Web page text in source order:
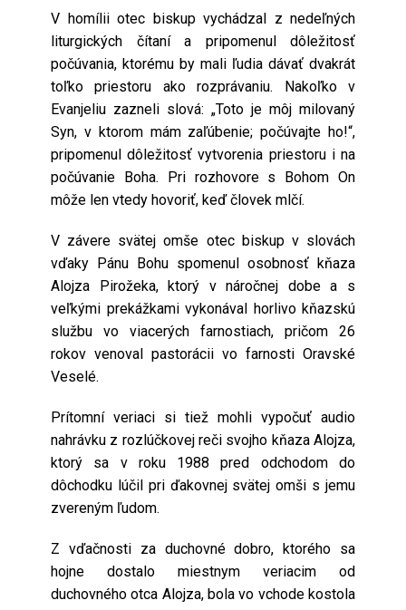
V homílii otec biskup vychádzal z nedeľných
liturgických čítaní a pripomenul dôležitosť
počúvania, ktorému by mali ľudia dávať dvakrát
toľko priestoru ako rozprávaniu. Nakoľko v
Evanjeliu zazneli slová: „Toto je môj milovaný
Syn, v ktorom mám zaľúbenie; počúvajte ho!“,
pripomenul dôležitosť vytvorenia priestoru i na
počúvanie Boha. Pri rozhovore s Bohom On
môže len vtedy hovoriť, keď človek mlčí.
V závere svätej omše otec biskup v slovách
vďaky Pánu Bohu spomenul osobnosť kňaza
Alojza Pirožeka, ktorý v náročnej dobe a s
veľkými prekážkami vykonával horlivo kňazskú
službu vo viacerých farnostiach, pričom 26
rokov venoval pastorácii vo farnosti Oravské
Veselé.
Prítomní veriaci si tiež mohli vypočuť audio
nahrávku z rozlúčkovej reči svojho kňaza Alojza,
ktorý sa v roku 1988 pred odchodom do
dôchodku lúčil pri ďakovnej svätej omši s jemu
zvereným ľudom.
Z vďačnosti za duchovné dobro, ktorého sa
hojne dostalo miestnym veriacim od
duchovného otca Alojza, bola vo vchode kostola